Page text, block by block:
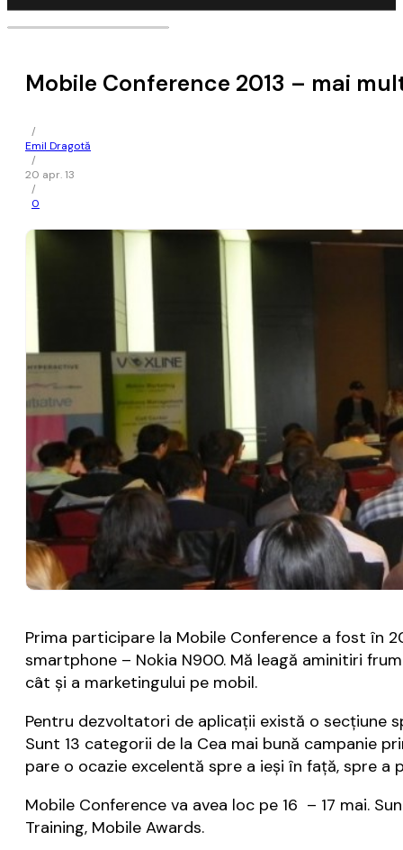
Mobile Conference 2013 – mai
/
Emil Dragotă
/
20 apr. 13
/
0
Prima participare la Mobile Conference a fost în
smartphone – Nokia N900. Mă leagă aminitiri
cât și a marketingului pe mobil.
Pentru dezvoltatori de aplicații există o secțiune
Sunt 13 categorii de la Cea mai bună campanie
pare o ocazie excelentă spre a ieși în față, spre
Mobile Conference va avea loc pe 16 – 17 mai.
Training, Mobile Awards.